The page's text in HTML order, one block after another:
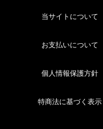
当サイトについて
お支払いについて
個人情報保護方針
特商法に基づく表示